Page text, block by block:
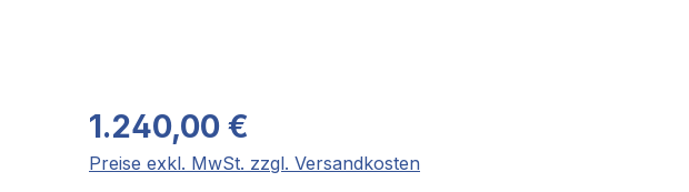
1.240,00 €
Preise exkl. MwSt. zzgl. Versandkosten